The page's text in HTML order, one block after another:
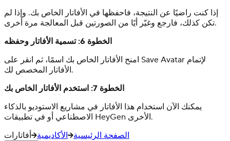
إذا كنت راضيًا عن النتيجة، فاحفظها في الأفاتار الخاص بك. وإذا لم
تكن كذلك، فارجع وغيّر أيًا من الصورتين قبل المعالجة مرة أخرى.
الخطوة 6: تسمية الأفاتار وحفظه
امنح الأفاتار الخاص بك اسمًا، ثم انقر على Save Avatar لإتمام
الأفاتار المخصص لك.
الخطوة 7: استخدم الأفاتار الخاص بك
يمكنك الآن استخدام هذا الأفاتار في مشاريع الاستوديو بالذكاء
الاصطناعي أو في تطبيقات HeyGen الأخرى.
الصفحة الرئيسية
الأكاديمية أفاتارات